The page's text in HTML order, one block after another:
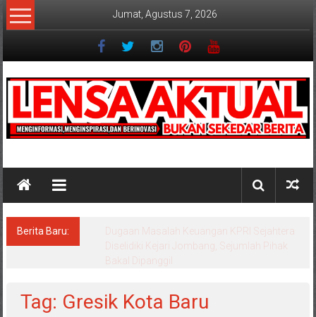
Lompat
ke
Jumat, Agustus 7, 2026
Berita Baru:
Program Kampung Nelayan Merah Putih
Masuk Lamongan, Paciran & Brondong Jadi
Pusat Ekonomi Pesisir
Tag: Gresik Kota Baru